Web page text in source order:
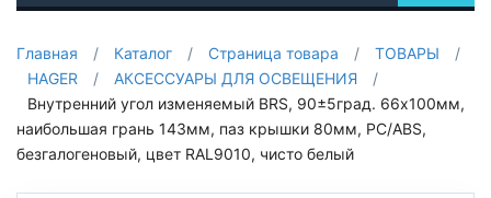
Главная / Каталог / Страница товара / ТОВАРЫ
/
HAGER
/ АКСЕССУАРЫ ДЛЯ ОСВЕЩЕНИЯ
/
Внутренний угол изменяемый BRS, 90±5град. 66х100мм,
наибoльшая грань 143мм, паз крышки 80мм, PC/ABS,
безгалогеновый, цвет RAL9010, чисто белый